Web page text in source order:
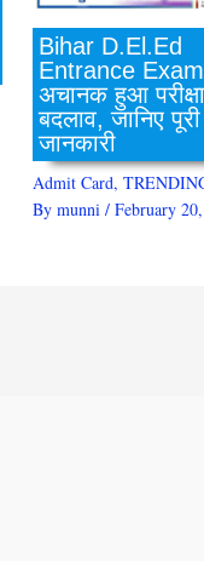
Bihar D.El.Ed
Entrance
अचानक हुआ
बदलाव, जानिए पूरी
जानकारी
Admit Card,
By munni / February